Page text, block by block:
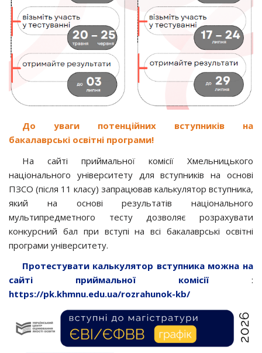
До уваги потенційних вступників на
бакалаврські освітні програми!
На сайті приймальної комісії Хмельницького
національного університету для вступників на основі
ПЗСО (після 11 класу) запрацював калькулятор вступника,
який на основі результатів національного
мультипредметного тесту дозволяє розрахувати
конкурсний бал при вступі на всі бакалаврські освітні
програми університету.
Протестувати калькулятор вступника можна на
сайті приймальної комісії :
https://pk.khmnu.edu.ua/rozrahunok-kb/